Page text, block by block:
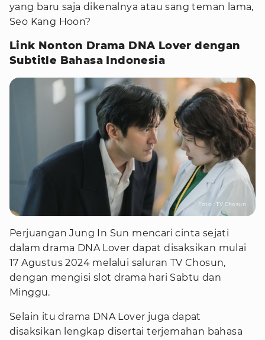
yang baru saja dikenalnya atau sang teman lama,
Seo Kang Hoon?
Link Nonton Drama DNA Lover dengan
Subtitle Bahasa Indonesia
Foto : TV Chosun
Perjuangan Jung In Sun mencari cinta sejati
dalam drama DNA Lover dapat disaksikan mulai
17 Agustus 2024 melalui saluran TV Chosun,
dengan mengisi slot drama hari Sabtu dan
Minggu.
Selain itu drama DNA Lover juga dapat
disaksikan lengkap disertai terjemahan bahasa